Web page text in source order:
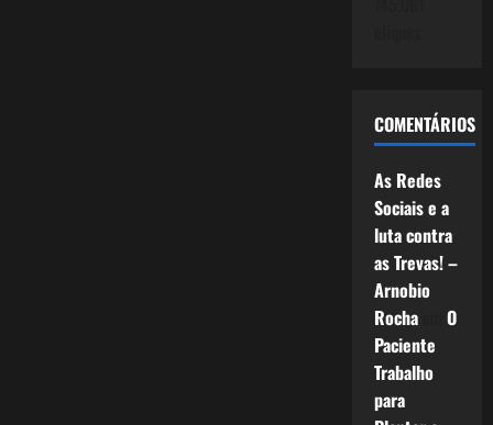
COMENTÁRIOS
As Redes
Sociais e a
luta contra
as Trevas! –
Arnobio
Rochaem O
Paciente
Trabalho
para